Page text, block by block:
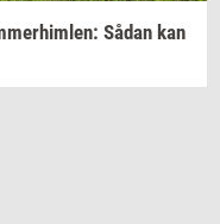
Sådan kan